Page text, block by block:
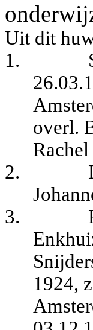
Uit dit
1.
overl.
2.
3.
1924,